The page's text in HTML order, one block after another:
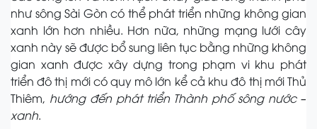
như sông Sài Gòn có thể phát triển những không gian
xanh lớn hơn nhiều. Hơn nữa, những mạng lưới cây
xanh này sẽ được bổ sung liên tục bằng những không
gian xanh được xây dựng trong phạm vi khu phát
triển đô thị mới có quy mô lớn kể cả khu đô thị mới Thủ
Thiêm, hướng đến phát triển Thành phố sông nước –
xanh.